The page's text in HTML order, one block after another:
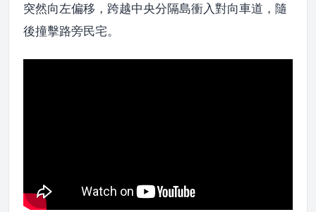
突然向左偏移，跨越中央分隔島衝入對向車道，隨
後撞擊路旁民宅。